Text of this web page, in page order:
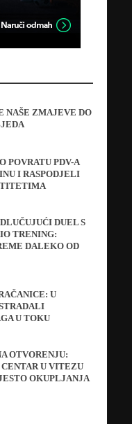
NAŠE ZMAJEVE DO
POVRATU PDV-A
I RASPODJELI
DUEL S
TRENING:
DALEKO OD
U
U TOKU
OTVORENJU:
U VITEZU
OKUPLJANJA